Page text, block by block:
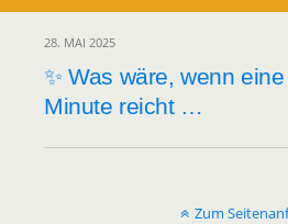
28. MAI 2025
✨ Was wäre, wenn
Minute reicht …
Zum